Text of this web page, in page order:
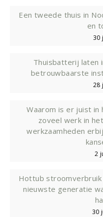
Een tweede thuis in
en
30
Thuisbatterij laten
betrouwbaarste
28
Waarom is er juist
zoveel werk in
werkzaamheden
2
Hottub stroomverbruik
nieuwste generatie
30